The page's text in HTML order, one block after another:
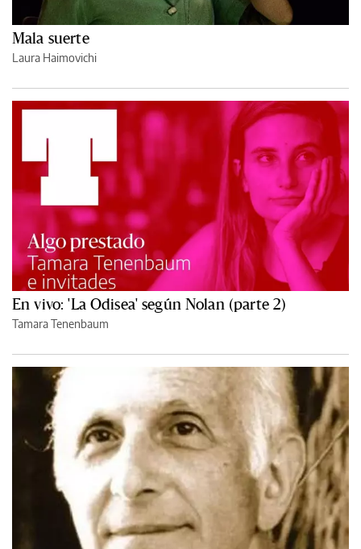
Mala suerte
Laura Haimovichi
En vivo: 'La Odisea' según Nolan (parte 2)
Tamara Tenenbaum